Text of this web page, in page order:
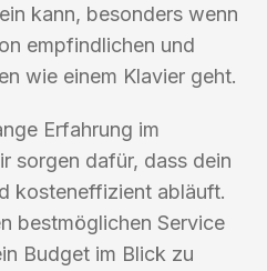
kann, besonders wenn
empfindlichen und
wie einem Klavier geht.
Erfahrung im
sorgen dafür, dass dein
kosteneffizient abläuft.
bestmöglichen Service
Budget im Blick zu